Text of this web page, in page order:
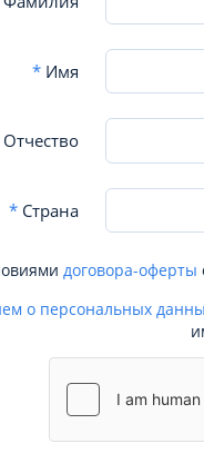
*Имя
*Страна
договора-оферты
о персональных